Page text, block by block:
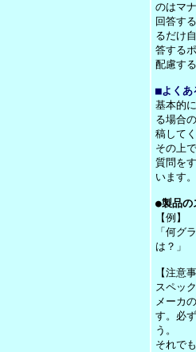
のはマ
回答す
るだけ
答する
配慮す
■よくあ
基本的
る場合
稿して
その上
質問を
います。
●製品の
【例】
「何グ
は？」
【注意
スペッ
メーカ
す。必
う。
それで